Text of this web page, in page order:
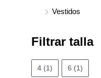
Vestidos
Filtrar talla
4 (1) 6 (1)